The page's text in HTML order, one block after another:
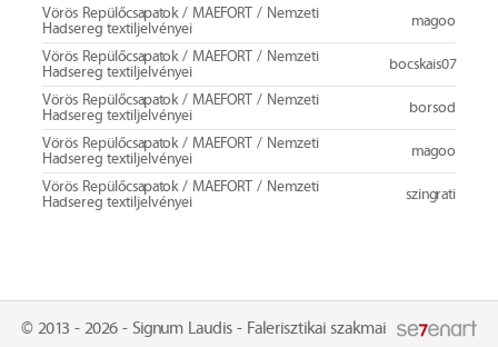
Vörös Repülőcsapatok / MAEFORT / Nemzeti
Hadsereg textiljelvényei
magoo
Vörös Repülőcsapatok / MAEFORT / Nemzeti
Hadsereg textiljelvényei
bocskais07
Vörös Repülőcsapatok / MAEFORT / Nemzeti
Hadsereg textiljelvényei
borsod
Vörös Repülőcsapatok / MAEFORT / Nemzeti
Hadsereg textiljelvényei
magoo
Vörös Repülőcsapatok / MAEFORT / Nemzeti
Hadsereg textiljelvényei
szingrati
© 2013 - 2026 - Signum Laudis - Falerisztikai szakmai